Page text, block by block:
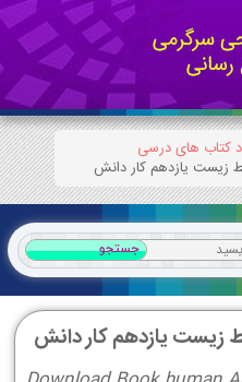
کتاب های درسی
زیست یازدهم کار دانش